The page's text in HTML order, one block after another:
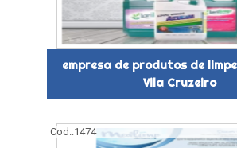
empresa de produtos de
Vila Cruzeiro
Cod.:1474